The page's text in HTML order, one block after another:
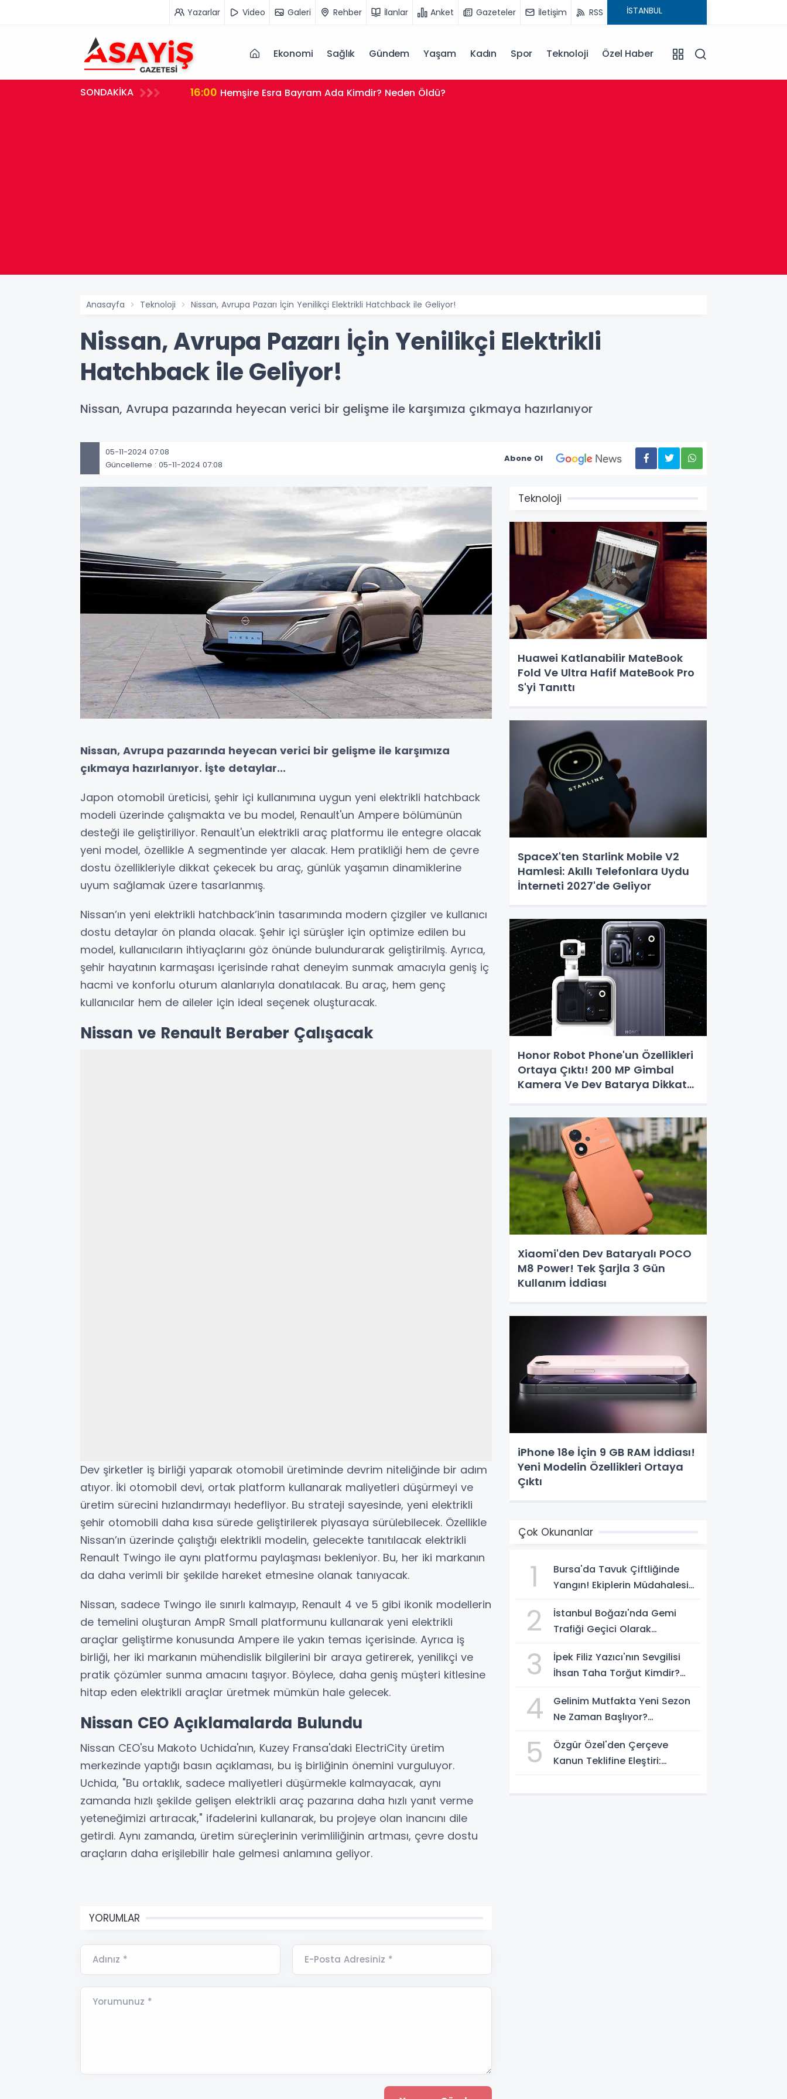
Yazarlar Video Galeri Rehber İlanlar Anket Gazeteler İletişim RSS
Ekonomi Sağlık Gündem Yaşam Kadın Spor Teknoloji Özel Haber
SONDAKİKA 16:00 Hemşire Esra Bayram Ada Kimdir? Neden Öldü?
Anasayfa Teknoloji Nissan, Avrupa Pazarı İçin Yenilikçi Elektrikli Hatchback ile Geliyor!
Nissan, Avrupa Pazarı İçin Yenilikçi Elektrikli
Hatchback ile Geliyor!
Nissan, Avrupa pazarında heyecan verici bir gelişme ile karşımıza çıkmaya hazırlanıyor
05-11-2024 07:08
Güncelleme : 05-11-2024 07:08
Abone Ol
Nissan, Avrupa pazarında heyecan verici bir gelişme ile karşımıza
çıkmaya hazırlanıyor. İşte detaylar...
Japon otomobil üreticisi, şehir içi kullanımına uygun yeni elektrikli hatchback
modeli üzerinde çalışmakta ve bu model, Renault'un Ampere bölümünün
desteği ile geliştiriliyor. Renault'un elektrikli araç platformu ile entegre olacak
yeni model, özellikle A segmentinde yer alacak. Hem pratikliği hem de çevre
dostu özellikleriyle dikkat çekecek bu araç, günlük yaşamın dinamiklerine
uyum sağlamak üzere tasarlanmış.
Nissan’ın yeni elektrikli hatchback’inin tasarımında modern çizgiler ve kullanıcı
dostu detaylar ön planda olacak. Şehir içi sürüşler için optimize edilen bu
model, kullanıcıların ihtiyaçlarını göz önünde bulundurarak geliştirilmiş. Ayrıca,
şehir hayatının karmaşası içerisinde rahat deneyim sunmak amacıyla geniş iç
hacmi ve konforlu oturum alanlarıyla donatılacak. Bu araç, hem genç
kullanıcılar hem de aileler için ideal seçenek oluşturacak.
Nissan ve Renault Beraber Çalışacak
Dev şirketler iş birliği yaparak otomobil üretiminde devrim niteliğinde bir adım
atıyor. İki otomobil devi, ortak platform kullanarak maliyetleri düşürmeyi ve
üretim sürecini hızlandırmayı hedefliyor. Bu strateji sayesinde, yeni elektrikli
şehir otomobili daha kısa sürede geliştirilerek piyasaya sürülebilecek. Özellikle
Nissan’ın üzerinde çalıştığı elektrikli modelin, gelecekte tanıtılacak elektrikli
Renault Twingo ile aynı platformu paylaşması bekleniyor. Bu, her iki markanın
da daha verimli bir şekilde hareket etmesine olanak tanıyacak.
Nissan, sadece Twingo ile sınırlı kalmayıp, Renault 4 ve 5 gibi ikonik modellerin
de temelini oluşturan AmpR Small platformunu kullanarak yeni elektrikli
araçlar geliştirme konusunda Ampere ile yakın temas içerisinde. Ayrıca iş
birliği, her iki markanın mühendislik bilgilerini bir araya getirerek, yenilikçi ve
pratik çözümler sunma amacını taşıyor. Böylece, daha geniş müşteri kitlesine
hitap eden elektrikli araçlar üretmek mümkün hale gelecek.
Nissan CEO Açıklamalarda Bulundu
Nissan CEO'su Makoto Uchida'nın, Kuzey Fransa'daki ElectriCity üretim
merkezinde yaptığı basın açıklaması, bu iş birliğinin önemini vurguluyor.
Uchida, "Bu ortaklık, sadece maliyetleri düşürmekle kalmayacak, aynı
zamanda hızlı şekilde gelişen elektrikli araç pazarına daha hızlı yanıt verme
yeteneğimizi artıracak," ifadelerini kullanarak, bu projeye olan inancını dile
getirdi. Aynı zamanda, üretim süreçlerinin verimliliğinin artması, çevre dostu
araçların daha erişilebilir hale gelmesi anlamına geliyor.
YORUMLAR
Adınız * E-Posta Adresiniz *
Yorumunuz *
Teknoloji
Huawei Katlanabilir MateBook
Fold Ve Ultra Hafif MateBook Pro
S'yi Tanıttı
SpaceX'ten Starlink Mobile V2
Hamlesi: Akıllı Telefonlara Uydu
İnterneti 2027'de Geliyor
Honor Robot Phone'un Özellikleri
Ortaya Çıktı! 200 MP Gimbal
Kamera Ve Dev Batarya Dikkat
Xiaomi'den Dev Bataryalı POCO
M8 Power! Tek Şarjla 3 Gün
Kullanım İddiası
iPhone 18e İçin 9 GB RAM İddiası!
Yeni Modelin Özellikleri Ortaya
Çıktı
Çok Okunanlar
1
Bursa'da Tavuk Çiftliğinde
Yangın! Ekiplerin Müdahalesi
2
İstanbul Boğazı'nda Gemi
Trafiği Geçici Olarak
3
İpek Filiz Yazıcı'nın Sevgilisi
İhsan Taha Torğut Kimdir?
Ediliyor
4
Gelinim Mutfakta Yeni Sezon
Ne Zaman Başlıyor?
5
Özgür Özel'den Çerçeve
Kanun Teklifine Eleştiri: